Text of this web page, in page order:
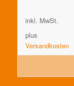
inkl. MwSt.
plus
Versandkosten